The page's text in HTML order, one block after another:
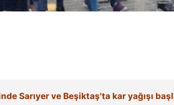
Sarıyer ve Beşiktaş'ta kar yağışı